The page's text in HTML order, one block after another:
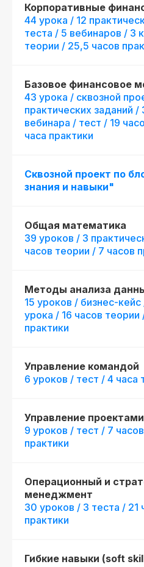
Корпоративные
44 урока / 12
теста / 5 вебинаров / 3
теории / 25,5 часов
Базовое финансовое
43 урока / сквозной
практических заданий /
вебинара / тест / 19
часа практики
Сквозной проект по
знания и навыки"
Общая математика
39 уроков / 3
часов теории / 7 часов
Методы анализа
15 уроков / бизнес-
урока / 16 часов теории
практики
Управление командой
6 уроков / тест / 4 часа
Управление проектами
9 уроков / тест / 7
практики
Операционный и
менеджмент
30 уроков / 3 теста / 21
практики
Гибкие навыки (soft
образовательной деятельности№
Л035−01 271−78/00177 402
При дополнительной